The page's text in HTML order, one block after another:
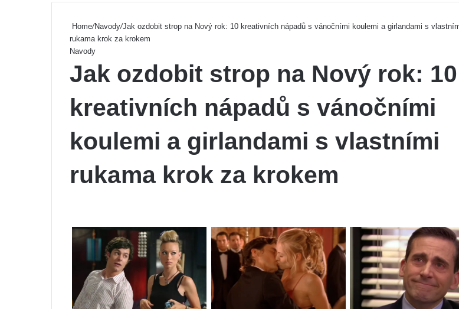
Home/Navody/Jak ozdobit strop na Nový rok: 10 kreativních nápadů s vánočními koulemi a girlandami s
rukama krok za krokem
Navody
Jak ozdobit strop na Nový rok: 10
kreativních nápadů s vánočními
koulemi a girlandami s vlastními
rukama krok za krokem